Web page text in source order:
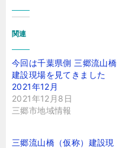
関連
今回は千葉県側 三郷流山橋
建設現場を見てきました
2021年12月
2021年12月8日
三郷市地域情報
三郷流山橋（仮称）建設現